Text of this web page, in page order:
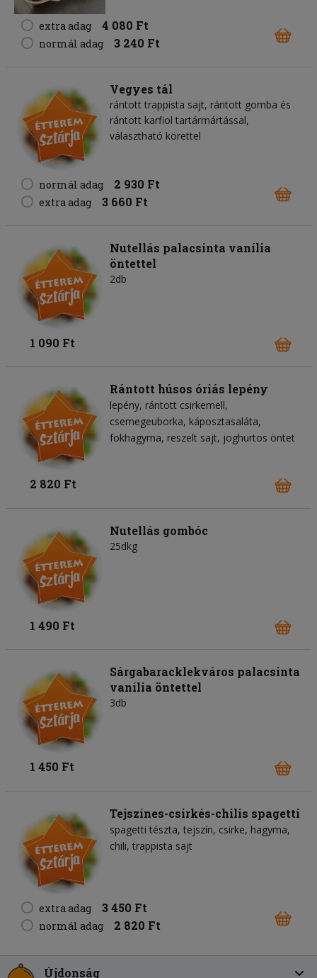
extra adag 4 080 Ft
normál adag 3 240 Ft
Vegyes tál
rántott trappista sajt, rántott gomba és
rántott karfiol tartármártással,
választható körettel
normál adag 2 930 Ft
extra adag 3 660 Ft
Nutellás palacsinta vanília
öntettel
2db
1 090 Ft
Rántott húsos óriás lepény
lepény rántott csirkemell
csemegeuborka káposztasaláta
fokhagyma reszelt sajt joghurtos öntet
2 820 Ft
Nutellás gombóc
25dkg
1 490 Ft
Sárgabaracklekváros palacsinta
vanília öntettel
3db
1 450 Ft
Tejszínes-csirkés-chilis spagetti
spagetti tészta tejszín csirke hagyma
chili trappista sajt
extra adag 3 450 Ft
normál adag 2 820 Ft
Újdonság